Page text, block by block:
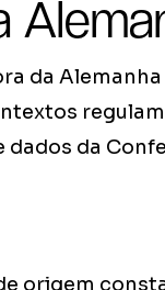
da
dados da
origem